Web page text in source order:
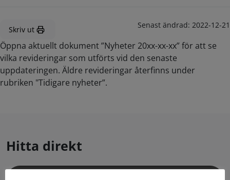
Skriv ut Senast ändrad: 2022-12-21
Öppna aktuellt dokument ”Nyheter 20xx-xx-xx” för att se
vilka revideringar som utförts vid den senaste
uppdateringen. Äldre revideringar återfinns under
rubriken "Tidigare nyheter”.
Hitta direkt